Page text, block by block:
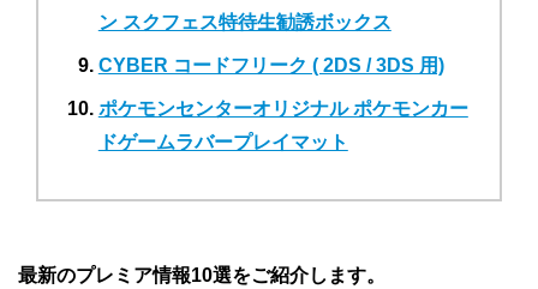
ン スクフェス特待生勧誘ボックス
CYBER コードフリーク ( 2DS / 3DS 用)
ポケモンセンターオリジナル ポケモンカー
ドゲームラバープレイマット
最新のプレミア情報10選をご紹介します。